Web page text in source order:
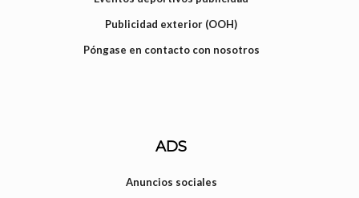
Publicidad exterior (OOH)
Póngase en contacto con nosotros
ADS
Anuncios sociales